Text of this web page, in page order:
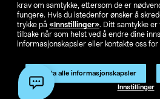
krav om samtykke, ettersom de er
fungere. Hvis du istedenfor ønsker å
trykke på «Innstillinger». Ditt samtykke
tilbake når som helst ved å endre dine
informasjonskapsler eller kontakte oss for
Godta alle informasjonskapsler
Innstillinger
Produktet har
Artikkelnr.:31-
Endre til priser